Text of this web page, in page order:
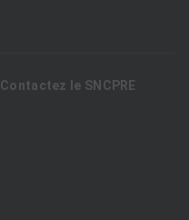
Contactez le SNCPRE